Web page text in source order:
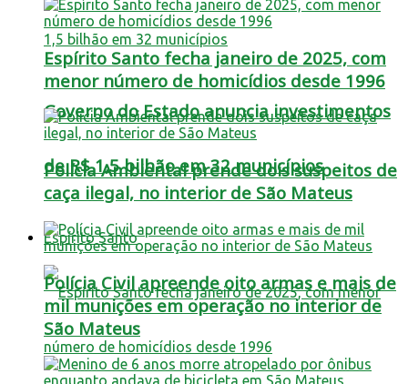
Governo do Estado anuncia investimentos
de R$ 1,5 bilhão em 32 municípios
Espírito Santo
Espírito Santo fecha janeiro de 2025, com
menor número de homicídios desde 1996
Polícia Ambiental prende dois suspeitos de
caça ilegal, no interior de São Mateus
Polícia Civil apreende oito armas e mais de
mil munições em operação no interior de
São Mateus